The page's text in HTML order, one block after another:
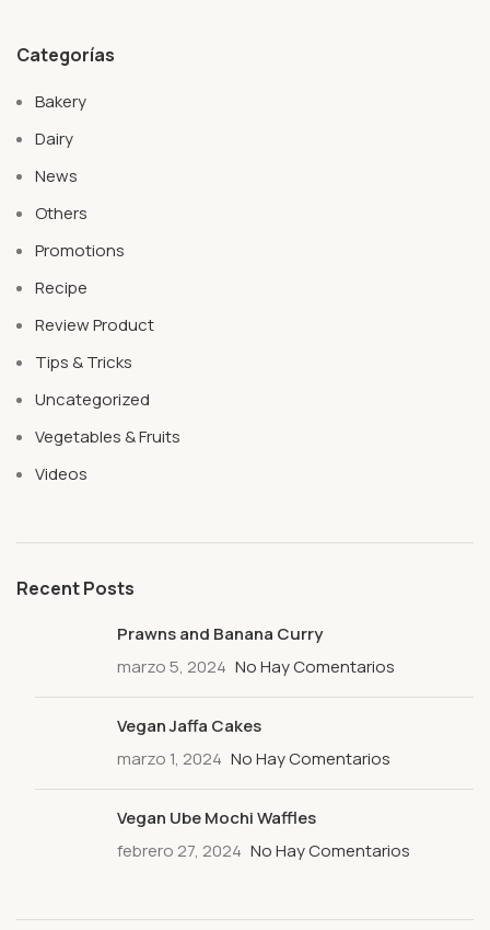
Categorías
Bakery
Dairy
News
Others
Promotions
Recipe
Review Product
Tips & Tricks
Uncategorized
Vegetables & Fruits
Videos
Recent Posts
Prawns and Banana Curry
marzo 5, 2024 No Hay Comentarios
Vegan Jaffa Cakes
marzo 1, 2024 No Hay Comentarios
Vegan Ube Mochi Waffles
febrero 27, 2024 No Hay Comentarios